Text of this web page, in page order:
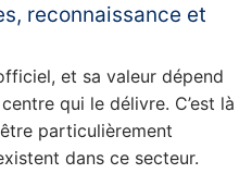
reconnaissance et
et sa valeur dépend
qui le délivre. C’est là
particulièrement
dans ce secteur.